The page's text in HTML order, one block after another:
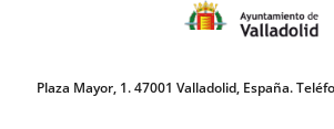
Plaza Mayor, 1. 47001 Valladolid, España.